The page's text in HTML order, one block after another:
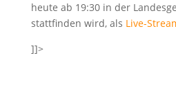
heute ab 19:30 in der
stattfinden wird, als Live-
]]>